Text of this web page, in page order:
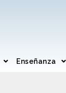
Enseñanza